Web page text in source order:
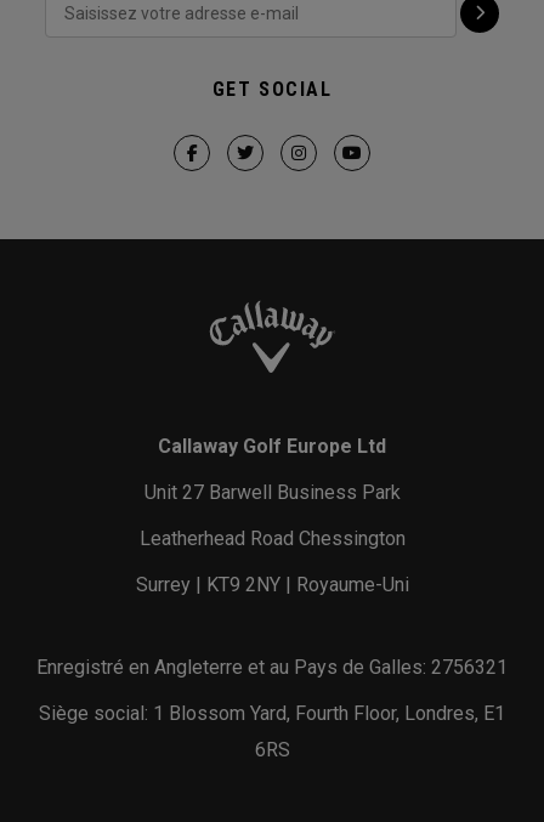
GET SOCIAL
Callaway Golf Europe Ltd
Unit 27 Barwell Business Park
Leatherhead Road Chessington
Surrey | KT9 2NY | Royaume-Uni
Enregistré en Angleterre et au Pays de Galles: 2756321
Siège social: 1 Blossom Yard, Fourth Floor, Londres, E1
6RS